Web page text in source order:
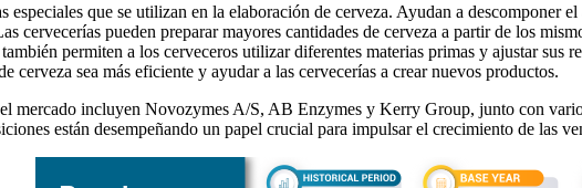
especiales que se utilizan en la elaboración de cerveza. Ayudan a
cervecerías pueden preparar mayores cantidades de cerveza a partir de los
permiten a los cerveceros utilizar diferentes materias primas y ajustar sus
cerveza sea más eficiente y ayudar a las cervecerías a crear nuevos productos.
mercado incluyen Novozymes A/S, AB Enzymes y Kerry Group, junto con
están desempeñando un papel crucial para impulsar el crecimiento de las